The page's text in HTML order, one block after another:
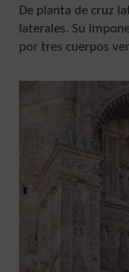
De planta de cruz
laterales. Su
por tres cuerpos